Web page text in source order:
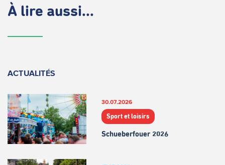
À lire aussi...
ACTUALITÉS
30.07.2026
Sport et loisirs
Schueberfouer 2026